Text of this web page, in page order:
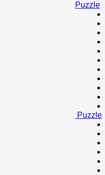
Puzzle
Puzzle